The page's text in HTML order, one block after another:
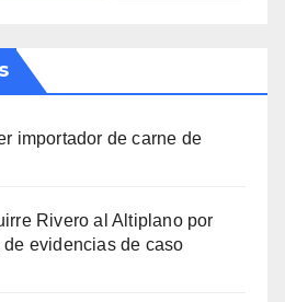
importador de carne de
Rivero al Altiplano por
evidencias de caso